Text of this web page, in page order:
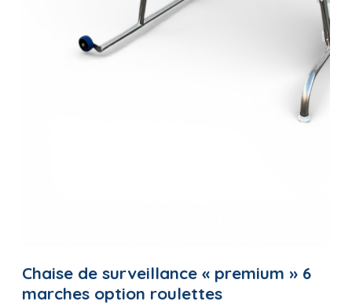
Chaise de surveillance « premium » 6
marches option roulettes